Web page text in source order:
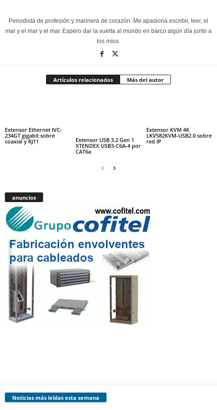
Periodista de profesión y marinera de corazón. Me apasiona escribir, leer, el
mar y el mar y el mar. Espero dar la vuelta al mundo en barco algún día junto a
los míos.
Artículos relacionados Más del autor
Extensor Ethernet IVC-
234GT gigabit sobre
coaxial y RJ11
Extensor USB 3.2 Gen 1
XTENDEX USB3-C6A-4 por
CAT6a
Extensor KVM 4K
LKV582KVM-USB2.0 sobre
red IP
anuncios
Noticias más leídas esta semana